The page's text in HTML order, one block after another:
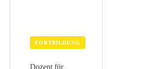
FORTBILDUNG
Dozent für